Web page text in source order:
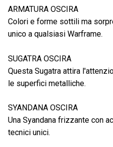
ARMATURA OSCIRA
Colori e forme sottili ma
unico a qualsiasi Warframe.
SUGATRA OSCIRA
Questa Sugatra attira
le superfici metalliche.
SYANDANA OSCIRA
Una Syandana frizzante con
tecnici unici.